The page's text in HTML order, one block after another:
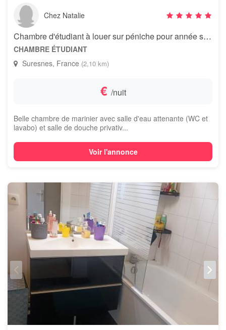
Chez Natalie
Chambre d'étudiant à louer sur péniche pour année scolaire
CHAMBRE ÉTUDIANT
Suresnes, France (2,10 km)
€ /nuit
Belle chambre de marinier avec salle d'eau attenante (WC et
lavabo) et salle de douche privativ...
Voir l'annonce